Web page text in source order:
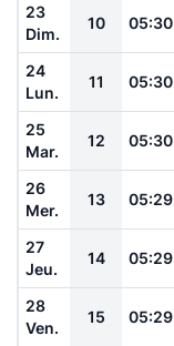
23
Dim.
10 05:30
24
Lun.
11 05:30
25
Mar.
12 05:30
26
Mer.
13 05:29
27
Jeu.
14 05:29
28
Ven.
15 05:29